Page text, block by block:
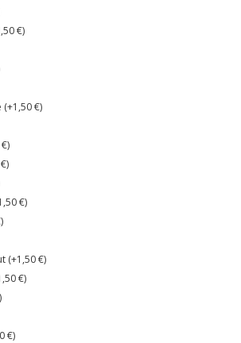
€)
(+1,50€)
€)
€)
€)
)
(+1,50€)
€)
)
€)